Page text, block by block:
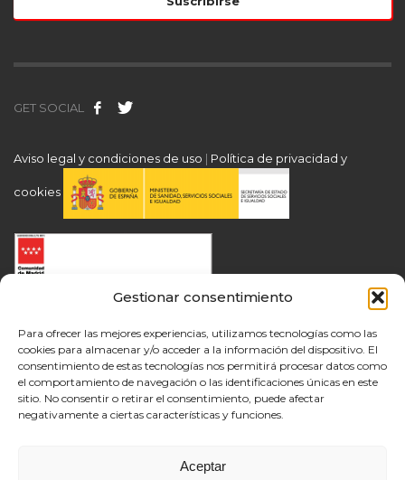
Gestionar consentimiento
Para ofrecer las mejores experiencias, utilizamos tecnologías como las
cookies para almacenar y/o acceder a la información del dispositivo. El
consentimiento de estas tecnologías nos permitirá procesar datos como
el comportamiento de navegación o las identificaciones únicas en este
sitio. No consentir o retirar el consentimiento, puede afectar
negativamente a ciertas características y funciones.
Aceptar
GET SOCIAL
Aviso legal y condiciones de uso | Política de privacidad y
cookies